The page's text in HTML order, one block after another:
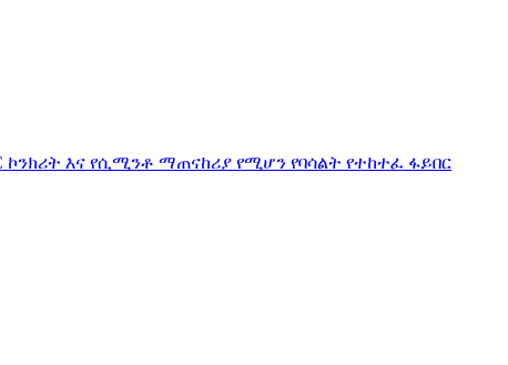
ኮንክሪት እና የሲሚንቶ ማጠናከሪያ የሚሆን የባሳልት የተከተፈ ፋይበር